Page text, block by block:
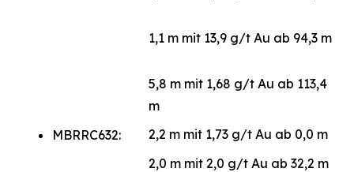
1,1 m mit 13,9 g/t Au ab 94,3 m
5,8 m mit 1,68 g/t Au ab 113,4
m
MBRRC632:
2,2 m mit 1,73 g/t Au ab 0,0 m
2,0 m mit 2,0 g/t Au ab 32,2 m